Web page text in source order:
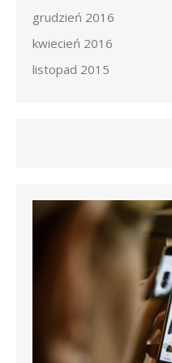
grudzień 2016
kwiecień 2016
listopad 2015